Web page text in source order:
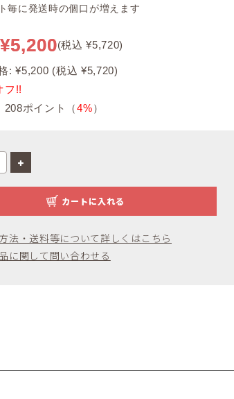
毎に発送時の個口が増えます
¥5,200(税込 ¥5,720)
: ¥5,200 (税込 ¥5,720)
フ!!
208ポイント（4%）
カートに入れる
法・送料等について詳しくはこちら
に関して問い合わせる